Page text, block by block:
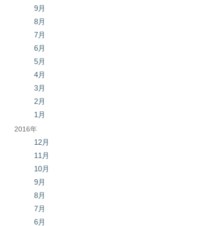
9月
8月
7月
6月
5月
4月
3月
2月
1月
2016年
12月
11月
10月
9月
8月
7月
6月